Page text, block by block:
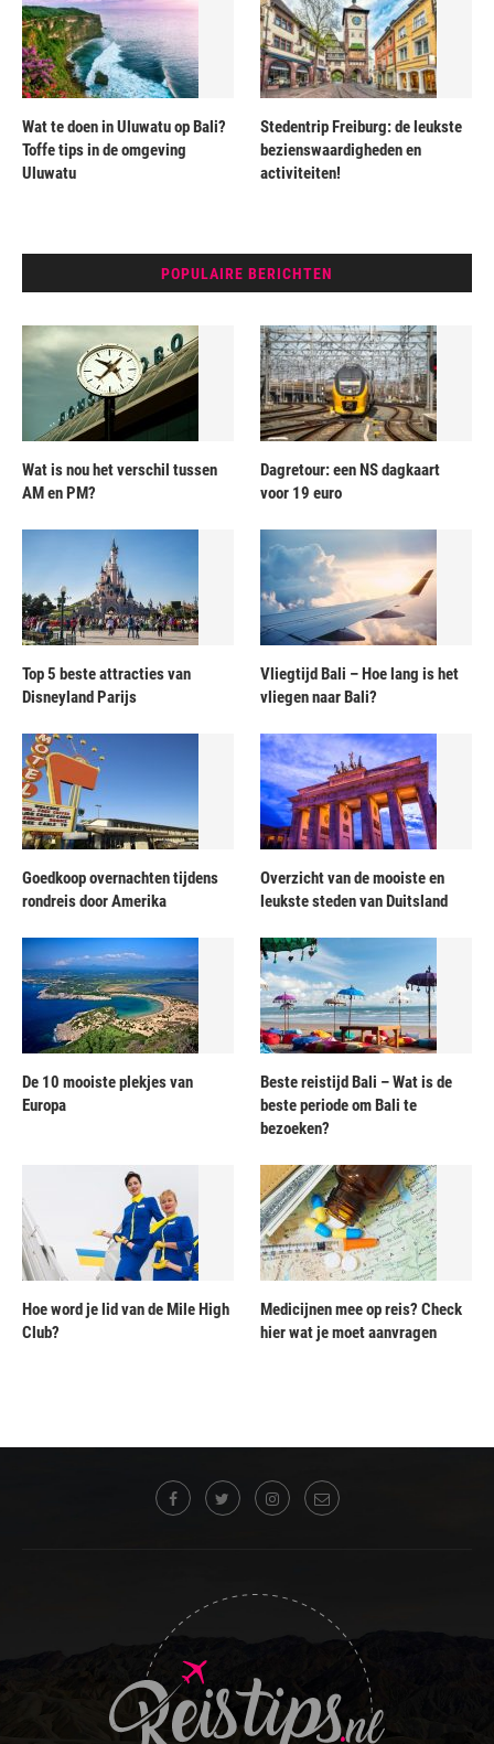
Wat te doen in Uluwatu op Bali?
Toffe tips in de omgeving
Uluwatu
Stedentrip Freiburg: de leukste
bezienswaardigheden en
activiteiten!
POPULAIRE BERICHTEN
Wat is nou het verschil tussen
AM en PM?
Dagretour: een NS dagkaart
voor 19 euro
Top 5 beste attracties van
Disneyland Parijs
Vliegtijd Bali – Hoe lang is het
vliegen naar Bali?
Goedkoop overnachten tijdens
rondreis door Amerika
Overzicht van de mooiste en
leukste steden van Duitsland
De 10 mooiste plekjes van
Europa
Beste reistijd Bali – Wat is de
beste periode om Bali te
bezoeken?
Hoe word je lid van de Mile High
Club?
Medicijnen mee op reis? Check
hier wat je moet aanvragen